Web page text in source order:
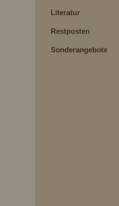
Literatur
Restposten
Sonderangebote